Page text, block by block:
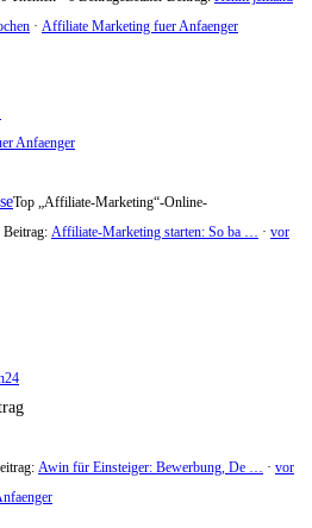
· Affiliate Marketing fuer Anfaenger
Anfaenger
Top „Affiliate-Marketing“-Online-
Beitrag: Affiliate-Marketing starten: So ba … · vor
Awin für Einsteiger: Bewerbung, De … · vor